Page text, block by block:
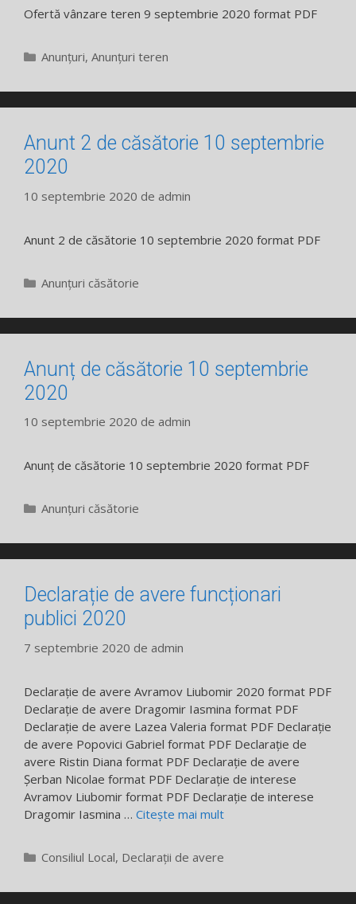
Ofertă vânzare teren 9 septembrie 2020 format PDF
Categorii
Anunțuri, Anunțuri teren
Anunt 2 de căsătorie 10 septembrie
2020
10 septembrie 2020 de admin
Anunt 2 de căsătorie 10 septembrie 2020 format PDF
Categorii
Anunțuri căsătorie
Anunț de căsătorie 10 septembrie
2020
10 septembrie 2020 de admin
Anunț de căsătorie 10 septembrie 2020 format PDF
Categorii
Anunțuri căsătorie
Declarație de avere funcționari
publici 2020
7 septembrie 2020 de admin
Declarație de avere Avramov Liubomir 2020 format PDF
Declarație de avere Dragomir Iasmina format PDF
Declarație de avere Lazea Valeria format PDF Declarație
de avere Popovici Gabriel format PDF Declarație de
avere Ristin Diana format PDF Declarație de avere
Șerban Nicolae format PDF Declarație de interese
Avramov Liubomir format PDF Declarație de interese
Dragomir Iasmina … Citește mai mult
Categorii
Consiliul Local, Declarații de avere